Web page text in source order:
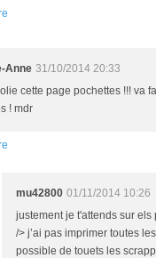
Anne 31/10/2014 20:33
cette page pochettes !!! va
! mdr
mu42800 01/11/2014 10:26
justement je t'attends sur
/> j’ai pas imprimer toutes
possible de touets les